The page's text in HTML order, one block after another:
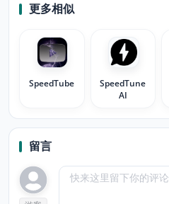
更多相似
SpeedTube
SpeedTune
AI
留言